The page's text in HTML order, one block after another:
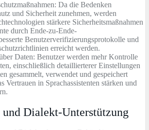
Da die Bedenken
und Sicherheit zunehmen, werden
stärkere Sicherheitsmaßnahmen
durch Ende-zu-Ende-
Benutzerverifizierungsprotokolle und
erreicht werden.
Daten: Benutzer werden mehr Kontrolle
einschließlich detaillierterer Einstellungen
gesammelt, verwendet und gespeichert
Vertrauen in Sprachassistenten stärken und
Dialekt-Unterstützung